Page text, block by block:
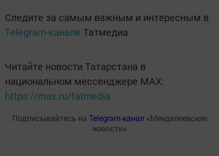
Следите за самым важным и интересным в
Telegram-канале Татмедиа
Читайте новости Татарстана в
национальном мессенджере MАХ:
https://max.ru/tatmedia
Подписывайтесь на Telegram-канал «Менделеевские
новости»